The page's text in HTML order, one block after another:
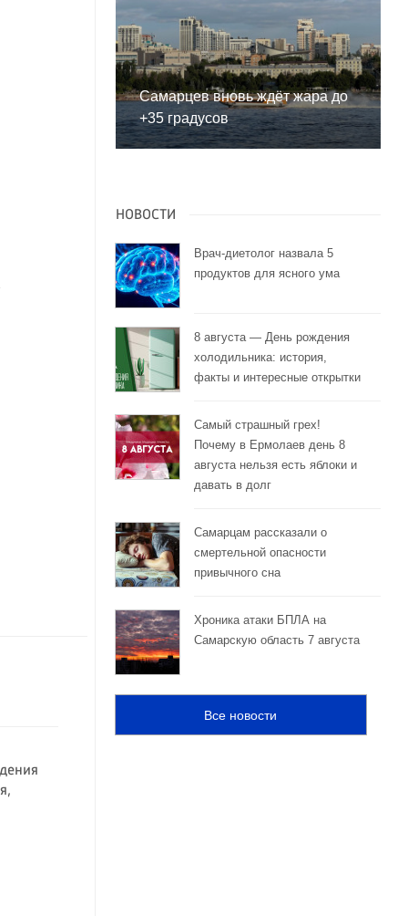
Самарцев вновь ждёт жара до
+35 градусов
НОВОСТИ
Врач-диетолог назвала 5
продуктов для ясного ума
8 августа — День рождения
холодильника: история,
факты и интересные открытки
Самый страшный грех!
Почему в Ермолаев день 8
августа нельзя есть яблоки и
давать в долг
Самарцам рассказали о
смертельной опасности
привычного сна
Хроника атаки БПЛА на
Самарскую область 7 августа
Все новости